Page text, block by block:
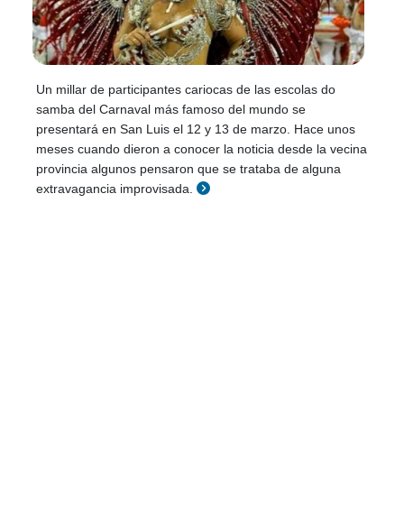
Un millar de participantes cariocas de las escolas do
samba del Carnaval más famoso del mundo se
presentará en San Luis el 12 y 13 de marzo. Hace unos
meses cuando dieron a conocer la noticia desde la vecina
provincia algunos pensaron que se trataba de alguna
extravagancia improvisada.